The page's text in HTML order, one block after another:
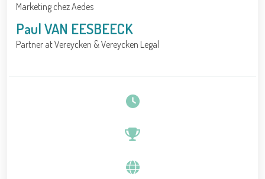
Marketing chez Aedes
Paul VAN EESBEECK
Partner at Vereycken & Vereycken Legal